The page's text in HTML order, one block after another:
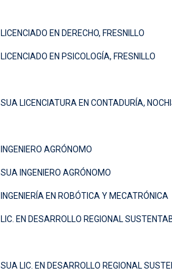
LICENCIADO EN DERECHO, FRESNILLO
LICENCIADO EN PSICOLOGÍA, FRESNILLO
SUA LICENCIATURA EN CONTADURÍA,
INGENIERO AGRÓNOMO
SUA INGENIERO AGRÓNOMO
INGENIERÍA EN ROBÓTICA Y MECATRÓNICA
LIC. EN DESARROLLO REGIONAL
SUA LIC. EN DESARROLLO REGIONAL